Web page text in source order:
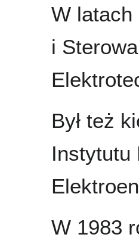
W latach
i
Był też
Instytutu
W 1983